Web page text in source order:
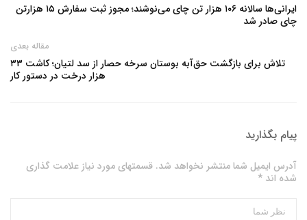
ایرانی‌ها سالانه ۱۰۶ هزار تن چای می‌نوشند؛ مجوز ثبت سفارش ۱۵ هزارتن
چای صادر شد
مقاله بعدی
تلاش برای بازگشت حق‌آبه بوستان سرخه حصار از سد لتیان؛ کاشت ۳۳
هزار درخت در دستور کار
پیام بگذارید
آدرس ایمیل شما منتشر نخواهد شد. قسمتهای مورد نیاز علامت گذاری
شده اند *